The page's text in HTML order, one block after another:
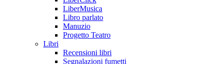
LiberMusica
Libro parlato
Manuzio
Progetto Teatro
Libri
Recensioni libri
Segnalazioni fumetti